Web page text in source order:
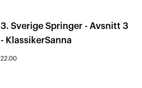
3. Sverige Springer - Avsnitt 3
- KlassikerSanna
22.00